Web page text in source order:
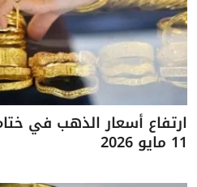
ارتفاع أسعار الذهب في
11 مايو 2026